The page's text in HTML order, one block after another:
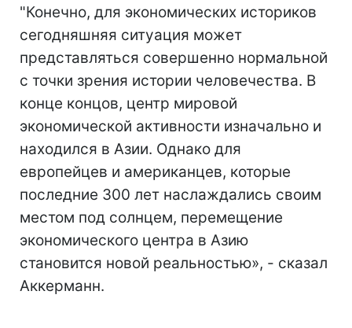
"Конечно, для экономических историков
сегодняшняя ситуация может
представляться совершенно нормальной
с точки зрения истории человечества. В
конце концов, центр мировой
экономической активности изначально и
находился в Азии. Однако для
европейцев и американцев, которые
последние 300 лет наслаждались своим
местом под солнцем, перемещение
экономического центра в Азию
становится новой реальностью», - сказал
Аккерманн.